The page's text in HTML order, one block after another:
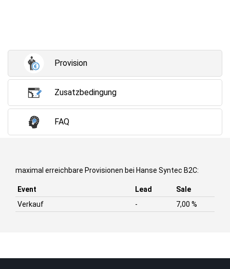
Provision
Zusatzbedingung
FAQ
maximal erreichbare Provisionen bei Hanse Syntec B2C:
Event Lead
Sale
Verkauf
- 7,00 %